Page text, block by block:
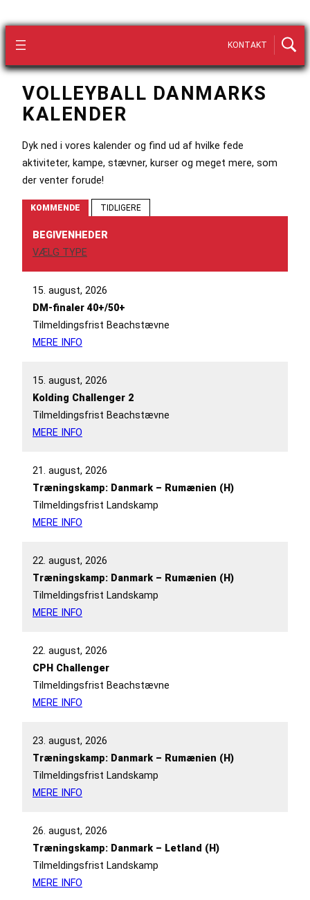
KONTAKT
VOLLEYBALL DANMARKS
KALENDER
Dyk ned i vores kalender og find ud af hvilke fede
aktiviteter, kampe, stævner, kurser og meget mere, som
der venter forude!
KOMMENDE TIDLIGERE
BEGIVENHEDER
VÆLG TYPE
15. august, 2026
DM-finaler 40+/50+
Tilmeldingsfrist Beachstævne
MERE INFO
15. august, 2026
Kolding Challenger 2
Tilmeldingsfrist Beachstævne
MERE INFO
21. august, 2026
Træningskamp: Danmark – Rumænien (H)
Tilmeldingsfrist Landskamp
MERE INFO
22. august, 2026
Træningskamp: Danmark – Rumænien (H)
Tilmeldingsfrist Landskamp
MERE INFO
22. august, 2026
CPH Challenger
Tilmeldingsfrist Beachstævne
MERE INFO
23. august, 2026
Træningskamp: Danmark – Rumænien (H)
Tilmeldingsfrist Landskamp
MERE INFO
26. august, 2026
Træningskamp: Danmark – Letland (H)
Tilmeldingsfrist Landskamp
MERE INFO